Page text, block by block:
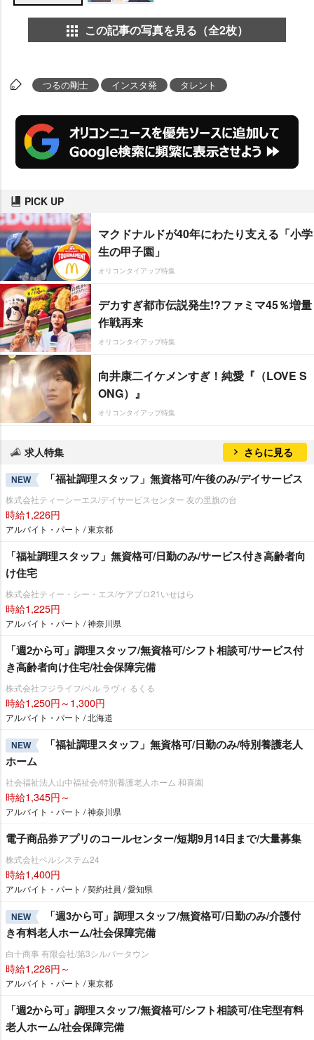
この記事の写真を見る（全2枚）
つるの剛士 インスタ発 タレント
PICK UP
マクドナルドが40年にわたり支える「小学
生の甲子園」
オリコンタイアップ特集
デカすぎ都市伝説発生!?ファミマ45％増量
作戦再来
オリコンタイアップ特集
向井康二イケメンすぎ！純愛『（LOVE S
ONG）』
オリコンタイアップ特集
求人特集 さらに見る
NEW 「福祉調理スタッフ」無資格可/午後のみ/デイサービス
株式会社ティーシーエス/デイサービスセンター 友の里旗の台
時給1,226円
アルバイト・パート / 東京都
「福祉調理スタッフ」無資格可/日勤のみ/サービス付き高齢者向
け住宅
株式会社ティー・シー・エス/ケアプロ21いせはら
時給1,225円
アルバイト・パート / 神奈川県
「週2から可」調理スタッフ/無資格可/シフト相談可/サービス付
き高齢者向け住宅/社会保障完備
株式会社フジライフ/ベル ラヴィ るくる
時給1,250円～1,300円
アルバイト・パート / 北海道
NEW
「福祉調理スタッフ」無資格可/日勤のみ/特別養護老人
ホーム
社会福祉法人山中福祉会/特別養護老人ホーム 和喜園
時給1,345円～
アルバイト・パート / 神奈川県
電子商品券アプリのコールセンター/短期9月14日まで/大量募集
株式会社ベルシステム24
時給1,400円
アルバイト・パート / 契約社員 / 愛知県
NEW
「週3から可」調理スタッフ/無資格可/日勤のみ/介護付
き有料老人ホーム/社会保障完備
白十商事 有限会社/第3シルバータウン
時給1,226円～
アルバイト・パート / 東京都
「週2から可」調理スタッフ/無資格可/シフト相談可/住宅型有料
老人ホーム/社会保障完備